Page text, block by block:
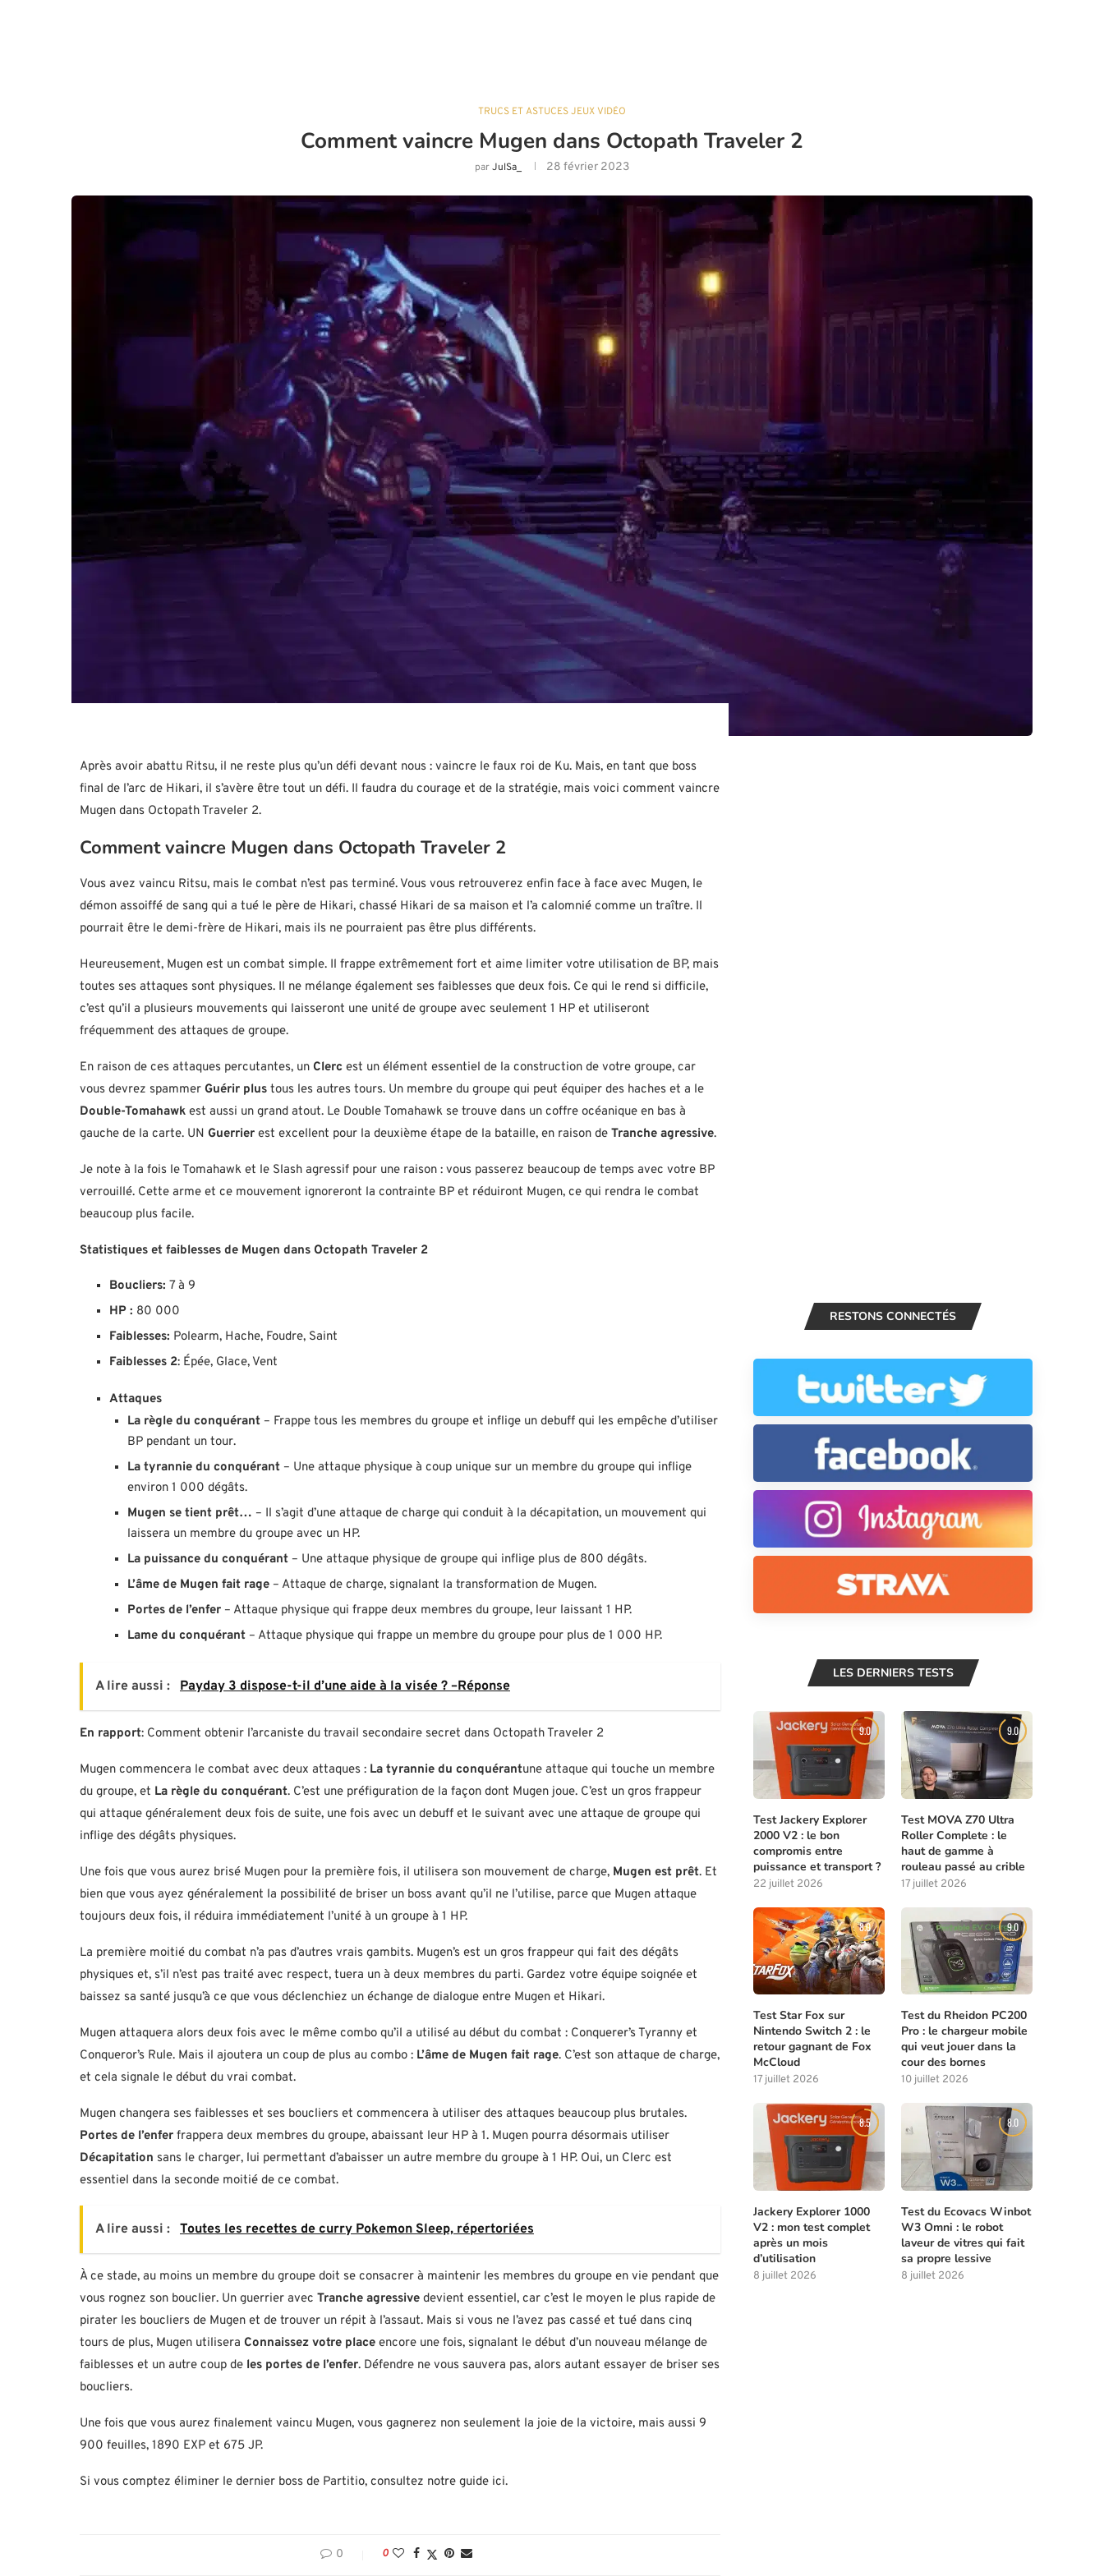
TRUCS ET ASTUCES JEUX VIDÉO
Comment vaincre Mugen dans Octopath Traveler 2
parJulSa_ 28 février 2023
Après avoir abattu Ritsu, il ne reste plus qu’un défi devant nous : vaincre le faux roi de Ku. Mais, en tant que boss
final de l’arc de Hikari, il s’avère être tout un défi. Il faudra du courage et de la stratégie, mais voici comment vaincre
Mugen dans Octopath Traveler 2.
Comment vaincre Mugen dans Octopath Traveler 2
Vous avez vaincu Ritsu, mais le combat n’est pas terminé. Vous vous retrouverez enfin face à face avec Mugen, le
démon assoiffé de sang qui a tué le père de Hikari, chassé Hikari de sa maison et l’a calomnié comme un traître. Il
pourrait être le demi-frère de Hikari, mais ils ne pourraient pas être plus différents.
Heureusement, Mugen est un combat simple. Il frappe extrêmement fort et aime limiter votre utilisation de BP, mais
toutes ses attaques sont physiques. Il ne mélange également ses faiblesses que deux fois. Ce qui le rend si difficile,
c’est qu’il a plusieurs mouvements qui laisseront une unité de groupe avec seulement 1 HP et utiliseront
fréquemment des attaques de groupe.
En raison de ces attaques percutantes, un Clerc est un élément essentiel de la construction de votre groupe, car
vous devrez spammer Guérir plus tous les autres tours. Un membre du groupe qui peut équiper des haches et a le
Double-Tomahawk est aussi un grand atout. Le Double Tomahawk se trouve dans un coffre océanique en bas à
gauche de la carte. UN Guerrier est excellent pour la deuxième étape de la bataille, en raison de Tranche agressive.
Je note à la fois le Tomahawk et le Slash agressif pour une raison : vous passerez beaucoup de temps avec votre BP
verrouillé. Cette arme et ce mouvement ignoreront la contrainte BP et réduiront Mugen, ce qui rendra le combat
beaucoup plus facile.
Statistiques et faiblesses de Mugen dans Octopath Traveler 2
Boucliers: 7 à 9
HP : 80 000
Faiblesses: Polearm, Hache, Foudre, Saint
Faiblesses 2: Épée, Glace, Vent
Attaques
La règle du conquérant – Frappe tous les membres du groupe et inflige un debuff qui les empêche d’utiliser
BP pendant un tour.
La tyrannie du conquérant – Une attaque physique à coup unique sur un membre du groupe qui inflige
environ 1 000 dégâts.
Mugen se tient prêt… – Il s’agit d’une attaque de charge qui conduit à la décapitation, un mouvement qui
laissera un membre du groupe avec un HP.
La puissance du conquérant – Une attaque physique de groupe qui inflige plus de 800 dégâts.
L’âme de Mugen fait rage – Attaque de charge, signalant la transformation de Mugen.
Portes de l’enfer – Attaque physique qui frappe deux membres du groupe, leur laissant 1 HP.
Lame du conquérant – Attaque physique qui frappe un membre du groupe pour plus de 1 000 HP.
A lire aussi : Payday 3 dispose-t-il d’une aide à la visée ? –Réponse
En rapport: Comment obtenir l’arcaniste du travail secondaire secret dans Octopath Traveler 2
Mugen commencera le combat avec deux attaques : La tyrannie du conquérantune attaque qui touche un membre
du groupe, et La règle du conquérant. C’est une préfiguration de la façon dont Mugen joue. C’est un gros frappeur
qui attaque généralement deux fois de suite, une fois avec un debuff et le suivant avec une attaque de groupe qui
inflige des dégâts physiques.
Une fois que vous aurez brisé Mugen pour la première fois, il utilisera son mouvement de charge, Mugen est prêt. Et
bien que vous ayez généralement la possibilité de briser un boss avant qu’il ne l’utilise, parce que Mugen attaque
toujours deux fois, il réduira immédiatement l’unité à un groupe à 1 HP.
La première moitié du combat n’a pas d’autres vrais gambits. Mugen’s est un gros frappeur qui fait des dégâts
physiques et, s’il n’est pas traité avec respect, tuera un à deux membres du parti. Gardez votre équipe soignée et
baissez sa santé jusqu’à ce que vous déclenchiez un échange de dialogue entre Mugen et Hikari.
Mugen attaquera alors deux fois avec le même combo qu’il a utilisé au début du combat : Conquerer’s Tyranny et
Conqueror’s Rule. Mais il ajoutera un coup de plus au combo : L’âme de Mugen fait rage. C’est son attaque de charge,
et cela signale le début du vrai combat.
Mugen changera ses faiblesses et ses boucliers et commencera à utiliser des attaques beaucoup plus brutales.
Portes de l’enfer frappera deux membres du groupe, abaissant leur HP à 1. Mugen pourra désormais utiliser
Décapitation sans le charger, lui permettant d’abaisser un autre membre du groupe à 1 HP. Oui, un Clerc est
essentiel dans la seconde moitié de ce combat.
A lire aussi : Toutes les recettes de curry Pokemon Sleep, répertoriées
À ce stade, au moins un membre du groupe doit se consacrer à maintenir les membres du groupe en vie pendant que
vous rognez son bouclier. Un guerrier avec Tranche agressive devient essentiel, car c’est le moyen le plus rapide de
pirater les boucliers de Mugen et de trouver un répit à l’assaut. Mais si vous ne l’avez pas cassé et tué dans cinq
tours de plus, Mugen utilisera Connaissez votre place encore une fois, signalant le début d’un nouveau mélange de
faiblesses et un autre coup de les portes de l’enfer. Défendre ne vous sauvera pas, alors autant essayer de briser ses
boucliers.
Une fois que vous aurez finalement vaincu Mugen, vous gagnerez non seulement la joie de la victoire, mais aussi 9
900 feuilles, 1890 EXP et 675 JP.
Si vous comptez éliminer le dernier boss de Partitio, consultez notre guide ici.
0 0
RESTONS CONNECTÉS
LES DERNIERS TESTS
9.0
Test Jackery Explorer
2000 V2 : le bon
compromis entre
puissance et transport ?
22 juillet 2026
9.0
Test MOVA Z70 Ultra
Roller Complete : le
haut de gamme à
rouleau passé au crible
17 juillet 2026
8.0
Test Star Fox sur
Nintendo Switch 2 : le
retour gagnant de Fox
McCloud
17 juillet 2026
9.0
Test du Rheidon PC200
Pro : le chargeur mobile
qui veut jouer dans la
cour des bornes
10 juillet 2026
8.5
Jackery Explorer 1000
V2 : mon test complet
après un mois
d’utilisation
8 juillet 2026
8.0
Test du Ecovacs Winbot
W3 Omni : le robot
laveur de vitres qui fait
sa propre lessive
8 juillet 2026